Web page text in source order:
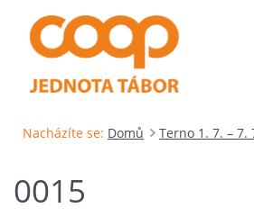
Nacházíte se: Domů Terno 1. 7. – 7.
0015